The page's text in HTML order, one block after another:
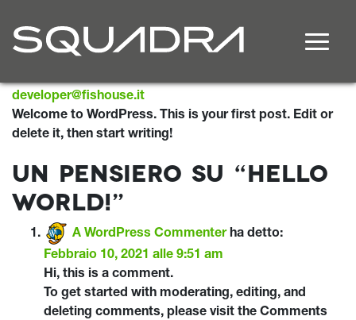
Navigazione principale
Hello world!
developer@fishouse.it
Welcome to WordPress. This is your first post. Edit or
delete it, then start writing!
Un pensiero su “Hello
world!”
A WordPress Commenter ha detto:
Febbraio 10, 2021 alle 9:51 am
Hi, this is a comment.
To get started with moderating, editing, and
deleting comments, please visit the Comments